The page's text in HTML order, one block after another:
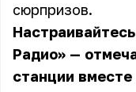
сюрпризов.
Радио» —
станции вместе